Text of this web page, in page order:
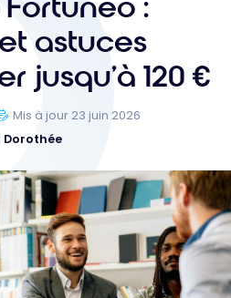
astuces
jusqu’à 120 €
Mis à jour 23 juin 2026
Dorothée